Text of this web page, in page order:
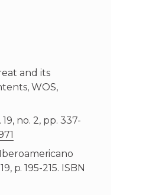
and its
WOS,
no. 2, pp. 337-
p. 195-215. ISBN